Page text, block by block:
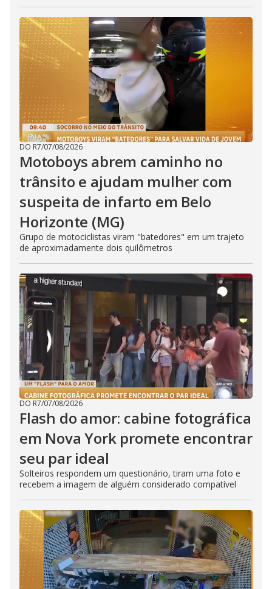
DO R7/07/08/2026
Motoboys abrem caminho no
trânsito e ajudam mulher com
suspeita de infarto em Belo
Horizonte (MG)
Grupo de motociclistas viram "batedores" em um trajeto
de aproximadamente dois quilômetros
DO R7/07/08/2026
Flash do amor: cabine fotográfica
em Nova York promete encontrar
seu par ideal
Solteiros respondem um questionário, tiram uma foto e
recebem a imagem de alguém considerado compatível